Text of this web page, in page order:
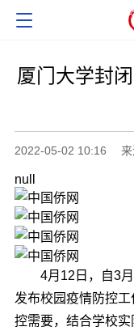
厦门大学封
2022-05-02 10:16
null
4月12日，自3月
发布校园疫情防控
控需要，结合学校实